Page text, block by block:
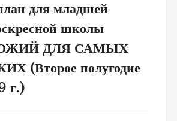
для младшей
школы
ДЛЯ САМЫХ
(Второе полугодие
г.)